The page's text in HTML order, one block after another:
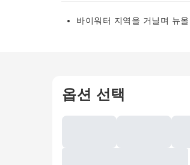
바이워터 지역을 거닐며 뉴
옵션 선택